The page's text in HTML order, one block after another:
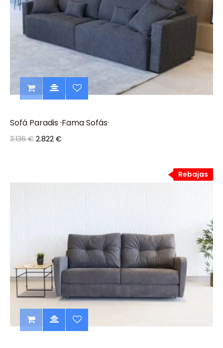
Sofá Paradis ·Fama Sofás·
3.136 € 2.822 €
Rebajas
Rebajas